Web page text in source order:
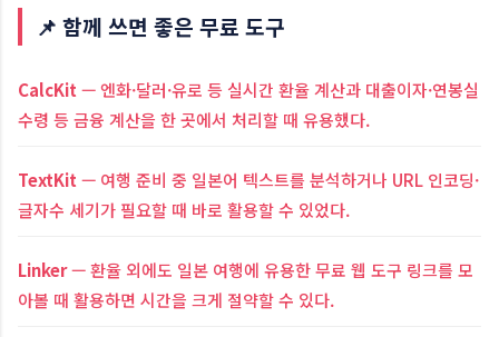
📌 함께 쓰면 좋은 무료 도구
CalcKit— 엔화·달러·유로 등 실시간 환율 계산과 대출이자·연봉실
수령 등 금융 계산을 한 곳에서 처리할 때 유용했다.
TextKit— 여행 준비 중 일본어 텍스트를 분석하거나 URL 인코딩·
글자수 세기가 필요할 때 바로 활용할 수 있었다.
Linker— 환율 외에도 일본 여행에 유용한 무료 웹 도구 링크를 모
아볼 때 활용하면 시간을 크게 절약할 수 있다.